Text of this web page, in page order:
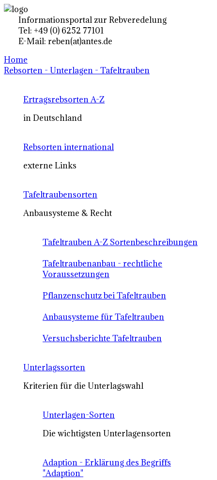
Informationsportal zur Rebveredelung
Tel: +49 (0) 6252 77101
E-Mail: reben(at)antes.de
Home
Rebsorten - Unterlagen - Tafeltrauben
Ertragsrebsorten A-Z
in Deutschland
Rebsorten international
externe Links
Tafeltraubensorten
Anbausysteme & Recht
Tafeltrauben A-Z Sortenbeschreibungen
Tafeltraubenanbau - rechtliche
Voraussetzungen
Pflanzenschutz bei Tafeltrauben
Anbausysteme für Tafeltrauben
Versuchsberichte Tafeltrauben
Unterlagssorten
Kriterien für die Unterlagswahl
Unterlagen-Sorten
Die wichtigsten Unterlagensorten
Adaption - Erklärung des Begriffs
"Adaption"